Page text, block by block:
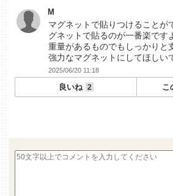
M
マグネットで貼りつけることが
グネットで貼るのが一番楽です
重量があるものでもしっかりと
強力なマグネットにしてほしい
2025/06/20 11:18
良いね 2 こ